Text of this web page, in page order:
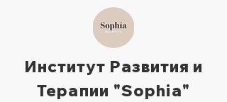
Институт Развития и
Терапии "Sophia"